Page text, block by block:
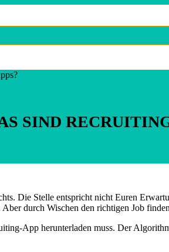
SIND
Die Stelle entspricht nicht Euren
durch Wischen den richtigen Job
App herunterladen muss. Der